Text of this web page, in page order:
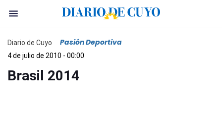
Diario de Cuyo Pasión Deportiva
4 de julio de 2010 - 00:00
Brasil 2014